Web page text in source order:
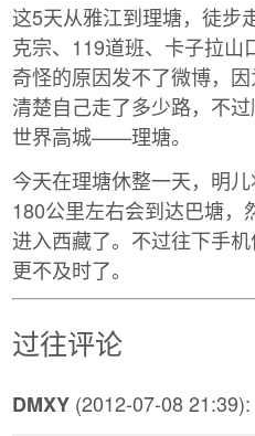
这5天从雅江到理塘，徒步
克宗、119道班、卡子拉山
奇怪的原因发不了微博，
清楚自己走了多少路，不
世界高城——理塘。
今天在理塘休整一天，明
180公里左右会到达巴塘
进入西藏了。不过往下手
更不及时了。
过往评论
DMXY (2012-07-08 21:39):